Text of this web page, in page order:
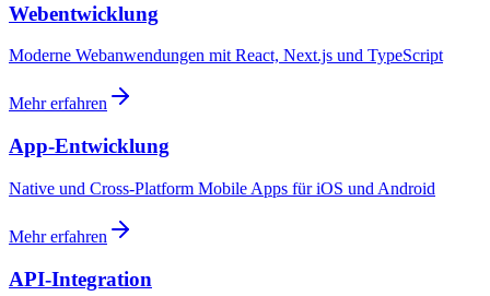
Webentwicklung
Moderne Webanwendungen mit React, Next.js und TypeScript
Mehr erfahren
App-Entwicklung
Native und Cross-Platform Mobile Apps für iOS und Android
Mehr erfahren
API-Integration